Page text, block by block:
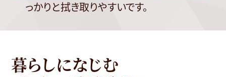
っかりと拭き取りやすいです。
暮らしになじむ